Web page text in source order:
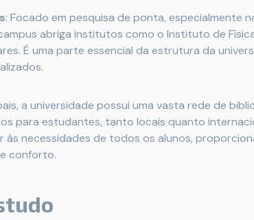
: Focado em pesquisa de ponta, especialmente
abriga institutos como o Instituto de
É uma parte essencial da estrutura da
a universidade possui uma vasta rede de
para estudantes, tanto locais quanto
às necessidades de todos os alunos,
conforto.